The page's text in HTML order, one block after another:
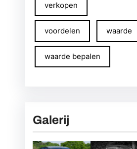
verkopen
voordelen waarde
waarde bepalen
Galerij